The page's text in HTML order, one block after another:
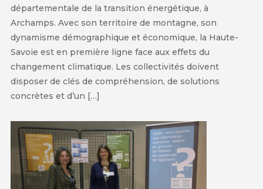
départementale de la transition énergétique, à
Archamps. Avec son territoire de montagne, son
dynamisme démographique et économique, la Haute-
Savoie est en première ligne face aux effets du
changement climatique. Les collectivités doivent
disposer de clés de compréhension, de solutions
concrètes et d’un […]